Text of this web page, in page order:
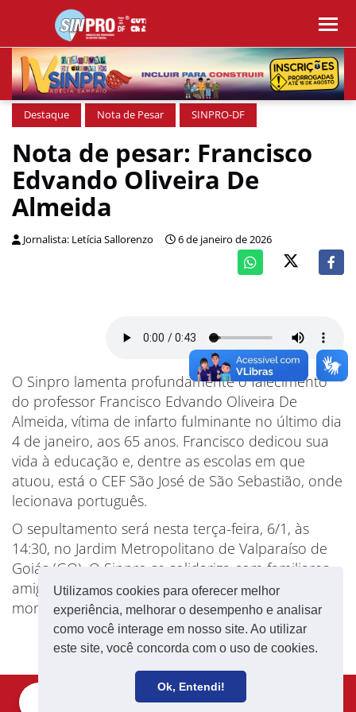
Utilizamos cookies para oferecer melhor
experiência, melhorar o desempenho e analisar
como você interage em nosso site. Ao utilizar
este site, você concorda com o uso de cookies.
Ok, Entendi!
Destaque Nota de Pesar SINPRO-DF
Nota de pesar: Francisco
Edvando Oliveira De
Almeida
Jornalista: Letícia Sallorenzo 6 de janeiro de 2026
O Sinpro lamenta profundamente o falecimento
do professor Francisco Edvando Oliveira De
Almeida, vítima de infarto fulminante no último dia
4 de janeiro, aos 65 anos. Francisco dedicou sua
vida à educação e, dentre as escolas em que
atuou, está o CEF São José de São Sebastião, onde
lecionava português.
O sepultamento será nesta terça-feira, 6/1, às
14:30, no Jardim Metropolitano de Valparaíso de
Goiás (GO). O Sinpro se solidariza com familiares,
amigos(as), colegas e comunidade escolar neste
momento de profunda dor.
Receba notícias